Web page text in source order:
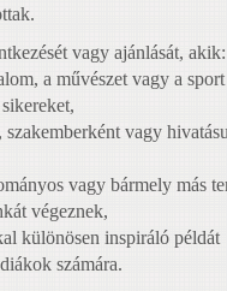
vagy ajánlását, akik:
a művészet vagy a sport
vagy
vagy bármely más
végeznek,
különösen inspiráló példát
számára.